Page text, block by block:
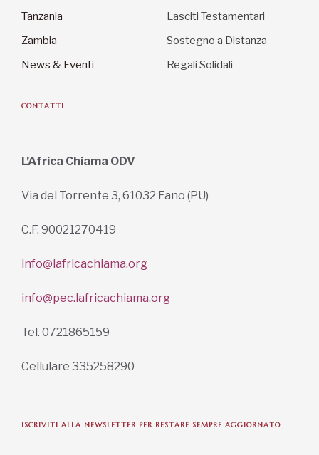
Tanzania
Zambia
News & Eventi
Lasciti Testamentari
Sostegno a Distanza
Regali Solidali
CONTATTI
L’Africa Chiama ODV
Via del Torrente 3, 61032 Fano (PU)
C.F. 90021270419
info@lafricachiama.org
info@pec.lafricachiama.org
Tel. 0721865159
Cellulare 335258290
ISCRIVITI ALLA NEWSLETTER PER RESTARE SEMPRE AGGIORNATO